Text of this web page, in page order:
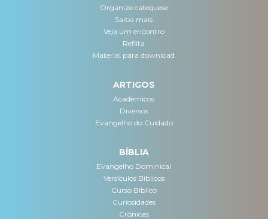
Organize catequese
Saiba mais
Veja um encontro
Reflita
Material para download
ARTIGOS
Acadêmicos
Diversos
Evangelho do Cuidado
BÍBLIA
Evangelho Dominical
Versículos Bíblicos
Curso Bíblico
Curiosidades
Crônicas